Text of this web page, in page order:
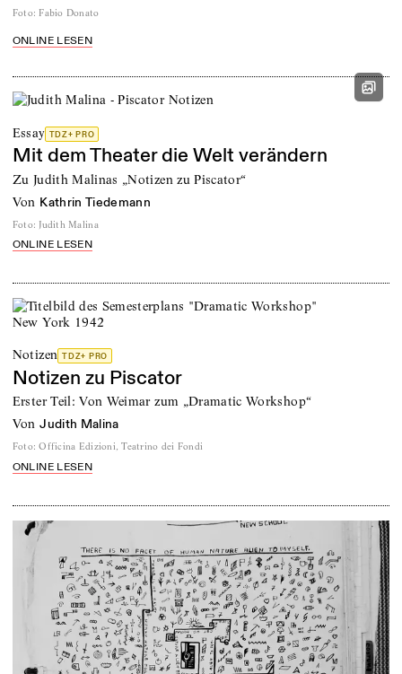
Foto: Fabio Donato
ONLINE LESEN
Essay TDZ+ PRO
Mit dem Theater die Welt verändern
Zu Judith Malinas „Notizen zu Piscator“
von Kathrin Tiedemann
Foto: Judith Malina
ONLINE LESEN
Notizen TDZ+ PRO
Notizen zu Piscator
Erster Teil: Von Weimar zum „Dramatic Workshop“
von Judith Malina
Foto: Officina Edizioni, Teatrino dei Fondi
ONLINE LESEN